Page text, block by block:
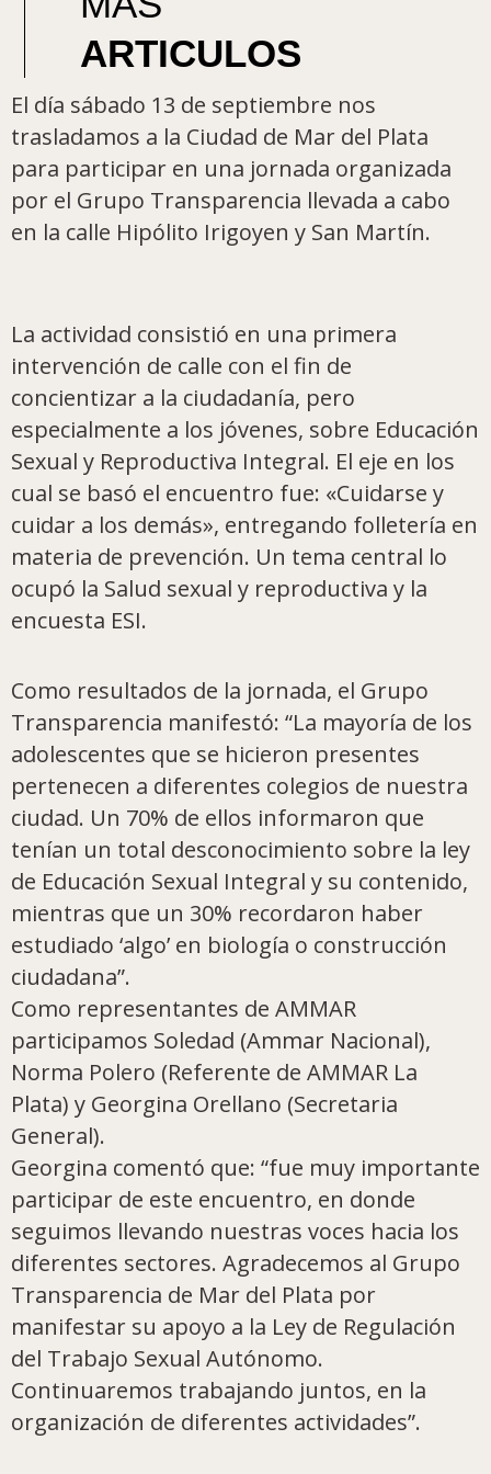
ARTICULOS
El día sábado 13 de septiembre nos
trasladamos a la Ciudad de Mar del Plata
para participar en una jornada organizada
por el Grupo Transparencia llevada a cabo
en la calle Hipólito Irigoyen y San Martín.
La actividad consistió en una primera
intervención de calle con el fin de
concientizar a la ciudadanía, pero
especialmente a los jóvenes, sobre Educación
Sexual y Reproductiva Integral. El eje en los
cual se basó el encuentro fue: «Cuidarse y
cuidar a los demás», entregando folletería en
materia de prevención. Un tema central lo
ocupó la Salud sexual y reproductiva y la
encuesta ESI.
Como resultados de la jornada, el Grupo
Transparencia manifestó: “La mayoría de los
adolescentes que se hicieron presentes
pertenecen a diferentes colegios de nuestra
ciudad. Un 70% de ellos informaron que
tenían un total desconocimiento sobre la ley
de Educación Sexual Integral y su contenido,
mientras que un 30% recordaron haber
estudiado ‘algo’ en biología o construcción
ciudadana”.
Como representantes de AMMAR
participamos Soledad (Ammar Nacional),
Norma Polero (Referente de AMMAR La
Plata) y Georgina Orellano (Secretaria
General).
Georgina comentó que: “fue muy importante
participar de este encuentro, en donde
seguimos llevando nuestras voces hacia los
diferentes sectores. Agradecemos al Grupo
Transparencia de Mar del Plata por
manifestar su apoyo a la Ley de Regulación
del Trabajo Sexual Autónomo.
Continuaremos trabajando juntos, en la
organización de diferentes actividades”.